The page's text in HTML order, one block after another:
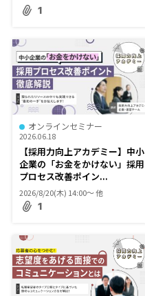
1
オンラインセミナー
2026.06.18
【採用力向上アカデミー】中小
企業の「お金をかけない」採用
プロセス改善ポイン...
2026/8/20(木) 14:00〜 他
1